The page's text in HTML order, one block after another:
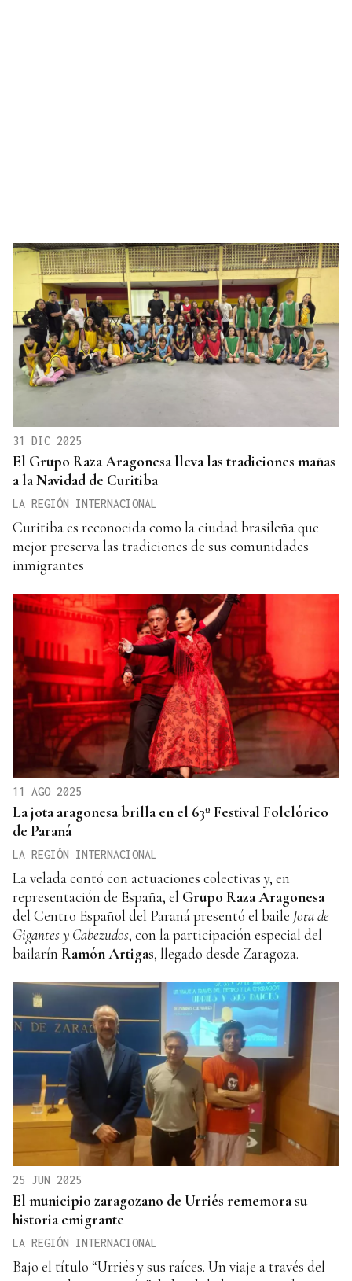
31 DIC 2025
El Grupo Raza Aragonesa lleva las tradiciones mañas
a la Navidad de Curitiba
LA REGIÓN INTERNACIONAL
Curitiba es reconocida como la ciudad brasileña que
mejor preserva las tradiciones de sus comunidades
inmigrantes
11 AGO 2025
La jota aragonesa brilla en el 63º Festival Folclórico
de Paraná
LA REGIÓN INTERNACIONAL
La velada contó con actuaciones colectivas y, en
representación de España, el Grupo Raza Aragonesa
del Centro Español del Paraná presentó el baile Jota de
Gigantes y Cabezudos, con la participación especial del
bailarín Ramón Artigas, llegado desde Zaragoza.
25 JUN 2025
El municipio zaragozano de Urriés rememora su
historia emigrante
LA REGIÓN INTERNACIONAL
Bajo el título “Urriés y sus raíces. Un viaje a través del